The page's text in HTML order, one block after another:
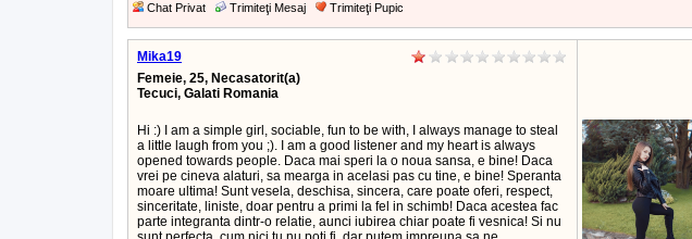
Chat Privat Trimiteţi Mesaj Trimiteţi Pupic
Mika19
Femeie, 25, Necasatorit(a)
Tecuci, Galati Romania
Hi :) I am a simple girl, sociable, fun to be with, I always manage to steal
a little laugh from you ;). I am a good listener and my heart is always
opened towards people. Daca mai speri la o noua sansa, e bine! Daca
vrei pe cineva alaturi, sa mearga in acelasi pas cu tine, e bine! Speranta
moare ultima! Sunt vesela, deschisa, sincera, care poate oferi, respect,
sinceritate, liniste, doar pentru a primi la fel in schimb! Daca acestea fac
parte integranta dintr-o relatie, aunci iubirea chiar poate fi vesnica! Si nu